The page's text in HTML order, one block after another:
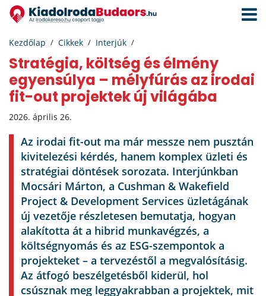
Kezdőlap Cikkek Interjúk
Stratégia, költség és élmény
egyensúlya – mélyfúrás az irodai
fit-out projektek új világába
2026. április 26.
Az irodai fit-out ma már messze nem pusztán
kivitelezési kérdés, hanem komplex üzleti és
stratégiai döntések sorozata. Interjúnkban
Mocsári Márton, a Cushman & Wakefield
Project & Development Services üzletágának
új vezetője részletesen bemutatja, hogyan
alakította át a hibrid munkavégzés, a
költségnyomás és az ESG-szempontok a
projekteket – a tervezéstől a megvalósításig.
Az átfogó beszélgetésből kiderül, hol
csúsznak meg leggyakrabban a projektek, mit